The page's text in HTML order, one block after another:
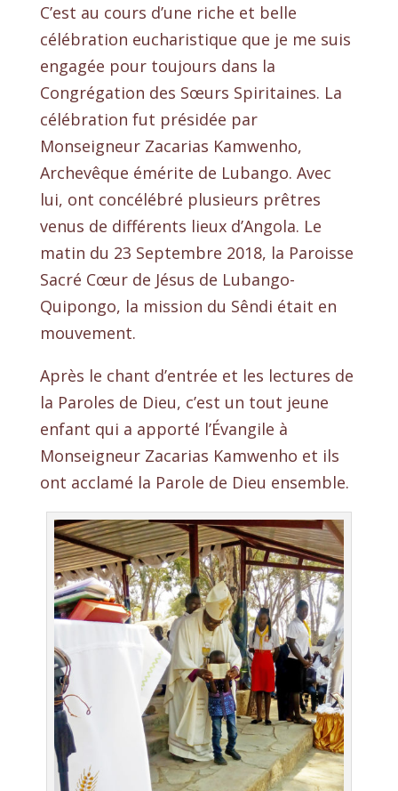
C’est au cours d’une riche et belle
célébration eucharistique que je me suis
engagée pour toujours dans la
Congrégation des Sœurs Spiritaines. La
célébration fut présidée par
Monseigneur Zacarias Kamwenho,
Archevêque émérite de Lubango. Avec
lui, ont concélébré plusieurs prêtres
venus de différents lieux d’Angola. Le
matin du 23 Septembre 2018, la Paroisse
Sacré Cœur de Jésus de Lubango-
Quipongo, la mission du Sêndi était en
mouvement.
Après le chant d’entrée et les lectures de
la Paroles de Dieu, c’est un tout jeune
enfant qui a apporté l’Évangile à
Monseigneur Zacarias Kamwenho et ils
ont acclamé la Parole de Dieu ensemble.